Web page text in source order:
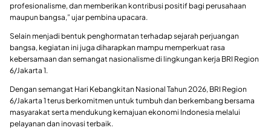
profesionalisme, dan memberikan kontribusi positif bagi perusahaan
maupun bangsa,” ujar pembina upacara.
Selain menjadi bentuk penghormatan terhadap sejarah perjuangan
bangsa, kegiatan ini juga diharapkan mampu memperkuat rasa
kebersamaan dan semangat nasionalisme di lingkungan kerja BRI Region
6/Jakarta 1.
Dengan semangat Hari Kebangkitan Nasional Tahun 2026, BRI Region
6/Jakarta 1 terus berkomitmen untuk tumbuh dan berkembang bersama
masyarakat serta mendukung kemajuan ekonomi Indonesia melalui
pelayanan dan inovasi terbaik.